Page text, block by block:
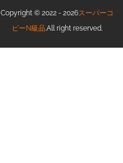
Copyright © 2022 - 2026スーパーコ
ピーN級品.All right reserved.